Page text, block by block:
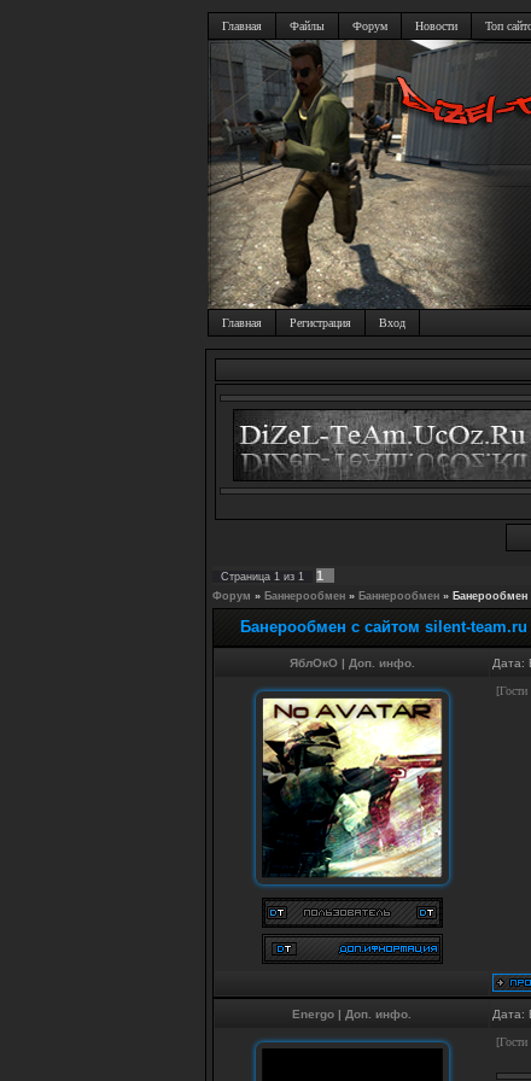
Главная Файлы Форум Новости Топ
Главная Регистрация Вход
Страница 1 из 1 1
Форум » Баннерообмен » Баннерообмен »
Банерообмен с сайтом silent-team.ru
ЯблОкО | Доп. инфо. Дата:
Energo | Доп. инфо. Дата: